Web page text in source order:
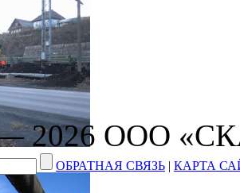
2026 ООО
ОБРАТНАЯ СВЯЗЬ | КАРТА